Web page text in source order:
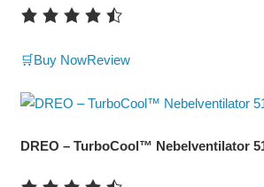
🛒Buy NowReview
DREO – TurboCool™ Nebelventilator